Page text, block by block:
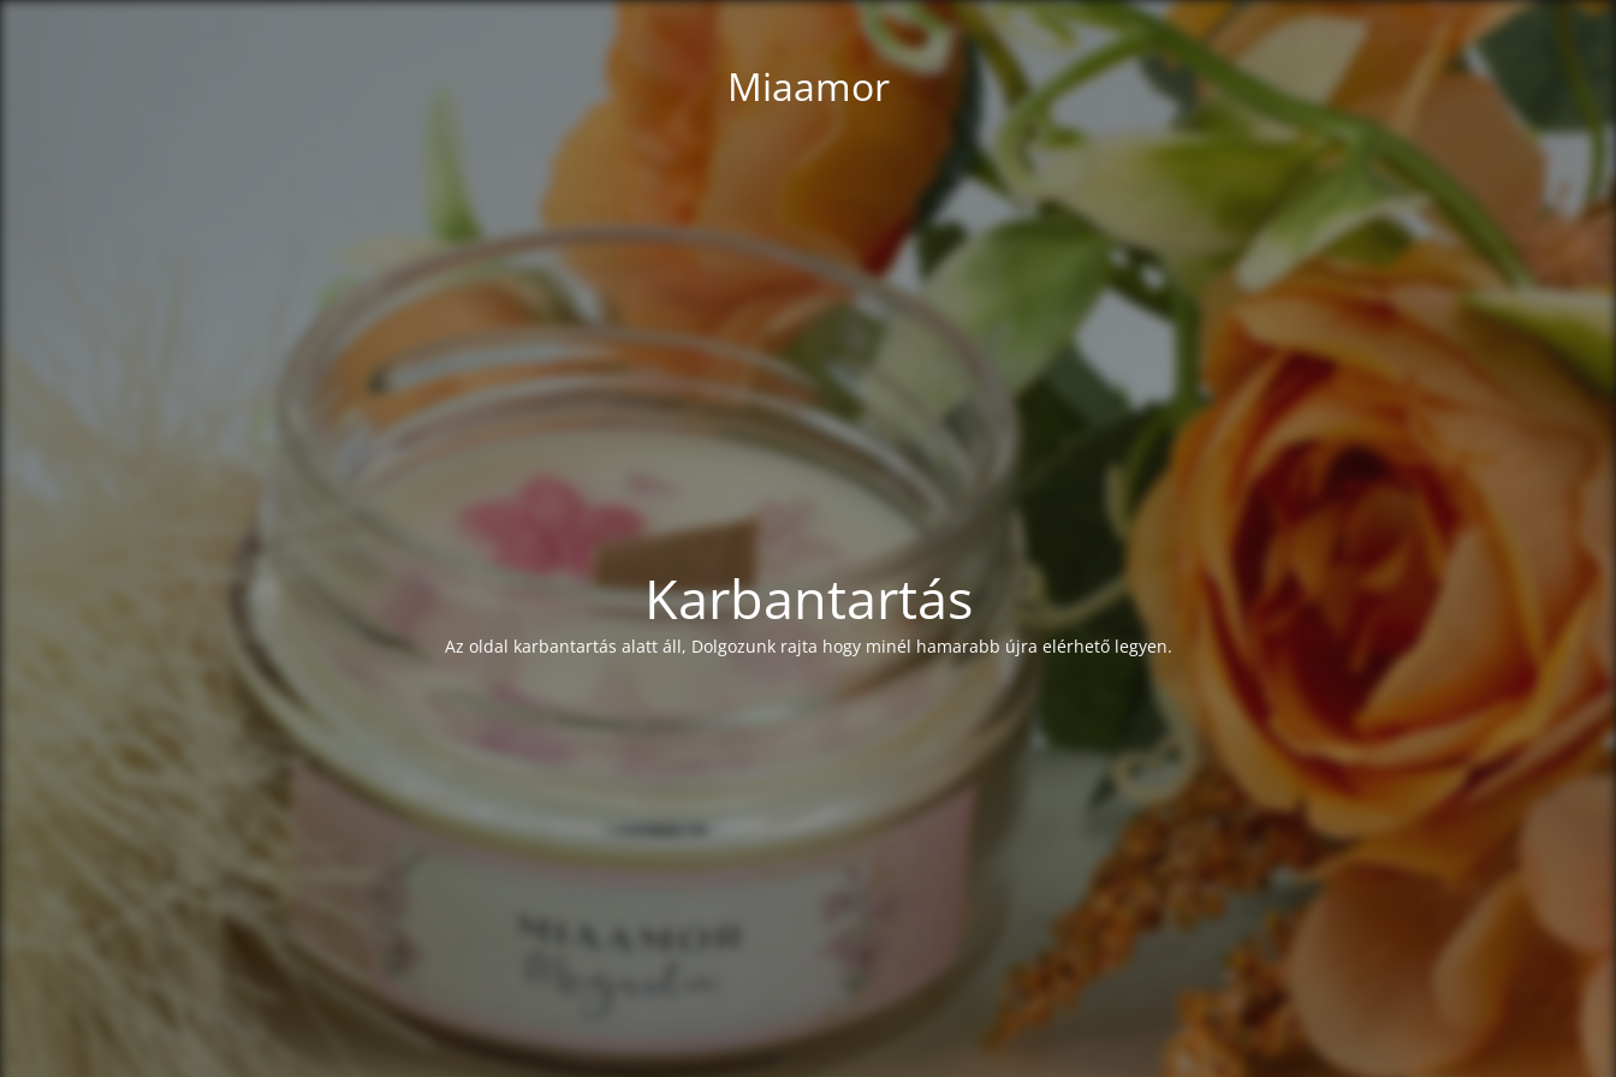
Miaamor
Karbantartás
Az oldal karbantartás alatt áll, Dolgozunk rajta hogy minél hamarabb újra elérhető legyen.